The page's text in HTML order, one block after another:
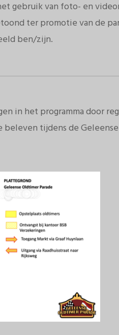
gebruik van foto- en
ter promotie van de
ben/zijn.
in het programma door
tijdens de